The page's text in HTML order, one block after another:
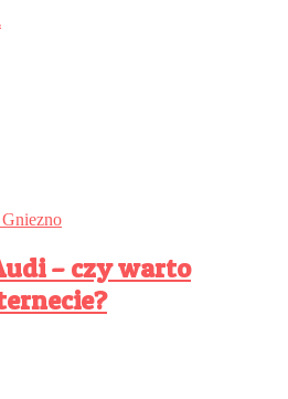
– czy warto